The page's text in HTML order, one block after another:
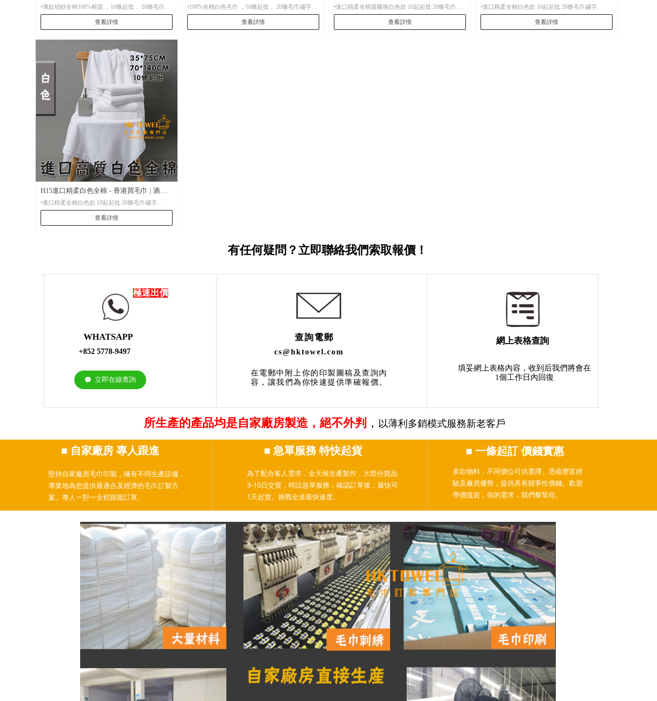
巾訂製｜HKtowel
•薄款幼紗全棉100%棉質 ，10條起批， 20條毛巾繡
字
•尺 寸：洗面毛巾尺寸35*75cm，大毛巾70*140cm
•包 裝： 批量袋裝，便於存放。
•貨 期： 常規7-15天左右貨期，繡花毛巾設有急單
特快服務。
•打 辦： 少量繡花也可打辦
查看詳情
批發香港
•100%全棉白色毛巾 ，10條起批， 20條毛巾繡字
•材 質： 全棉白色毛巾
查看詳情
浴巾｜Hktowel
•進口精柔全棉菠蘿格白色款 10起起批 20條毛巾繡
字
查看詳情
50x80cm｜Hktowel香港
•進口精柔全棉白色款 10起起批 20條毛巾繡字
•材 質： 全進口精柔紗線 100%棉質
查看詳情
H15進口精柔白色全棉 - 香港買毛巾 | 酒
店、健身房平紋浴巾
•進口精柔全棉白色款 10起起批 20條毛巾繡字
•材 質： 全進口精柔紗線 100%棉質
查看詳情
< 1 >
WHATSAPP
+852 5778-9497
查詢電郵
cs@hktowel.com
網上表格查詢
在電郵中附上你的印製圖稿及查詢內
容，讓我們為你快速提供準確報價。
填妥網上表格內容，收到后我們將會在
1個工作日內回復
끁 立即在線查詢
極速出價
所生產的產品均是自家廠房製造，絕不外判 ， 以薄利多銷模式服務新老客戶
■ 自家廠房 專人跟進
為了配合客人需求，全天候生產製作，大部分貨品
3-10日交貨，特設急單服務，確認訂單後，最快可
1天起貨。挑戰全港最快速度。
多款物料，不同價位可供選擇。憑藉豐富經
驗及廠房優勢，提供具有競爭性價錢。歡迎
帶價搵貨，你的需求，我們黎幫你。
■ 一條起訂 價錢實惠
■ 急單服務 特快起貨
堅持自家廠房毛巾印製，擁有不同生產設備，
專業地為您提供最適合及經濟的毛巾訂製方
案。專人一對一全程跟蹤訂單。
有任何疑問？立即聯絡我們索取報價！